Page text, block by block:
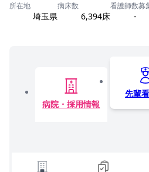
所在地
埼玉県
病床数
6,394床
看護師数
-
募
病院・採用情報
先輩